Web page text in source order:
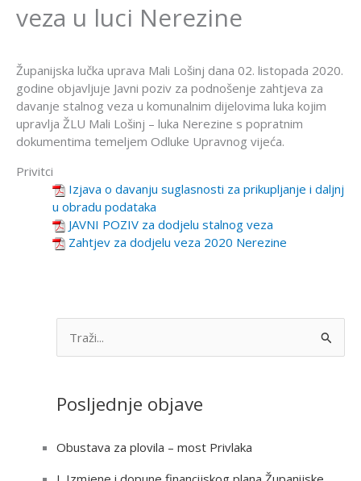
veza u luci Nerezine
Županijska lučka uprava Mali Lošinj dana 02. listopada 2020.
godine objavljuje Javni poziv za podnošenje zahtjeva za
davanje stalnog veza u komunalnim dijelovima luka kojim
upravlja ŽLU Mali Lošinj – luka Nerezine s popratnim
dokumentima temeljem Odluke Upravnog vijeća.
Privitci
Izjava o davanju suglasnosti za prikupljanje i daljnj
u obradu podataka
JAVNI POZIV za dodjelu stalnog veza
Zahtjev za dodjelu veza 2020 Nerezine
rPosljednje objave
Obustava za plovila – most Privlaka